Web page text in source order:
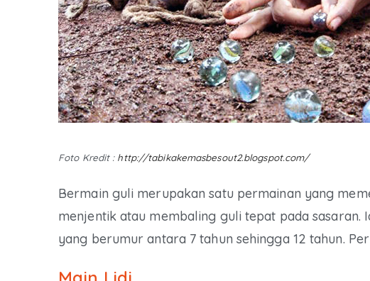
Foto Kredit : http://tabikakemasbesout2.blogspot.com/
Bermain guli merupakan satu permainan yang
menjentik atau membaling guli tepat pada sasaran.
yang berumur antara 7 tahun sehingga 12 tahun.